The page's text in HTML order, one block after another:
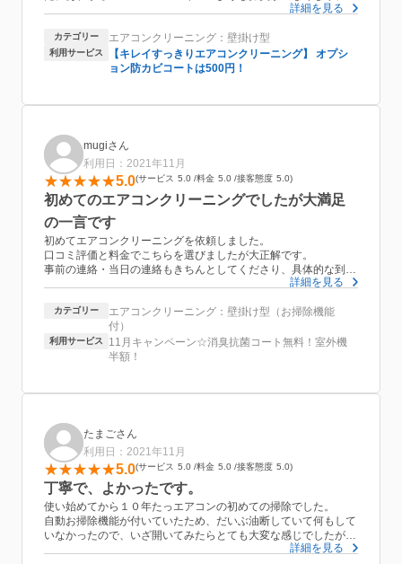
れのせいだったんだなと実感しております。自分でスプレーで掃
ピカピカになっておりました。担当の方もめちゃくちゃ感じが良
く、うちの子(2歳)が懐いてしまい、べったりくっついてちょっ
とお仕事の邪魔してしまいました(笑)すみませんでした。またお
詳細を見る
カテゴリー エアコンクリーニング：壁掛け型
利用サービス
【キレイすっきりエアコンクリーニング】 オプシ
ョン防カビコートは500円！
mugiさん
利用日：2021年11月
5.0 サービス 5.0 料金 5.0 接客態度 5.0
初めてのエアコンクリーニングでしたが大満足
の一言です
初めてエアコンクリーニングを依頼しました。
口コミ評価と料金でこちらを選びましたが大正解です。
事前の連絡・当日の連絡もきちんとしてくださり、具体的な到着
エアコンの右側が壁から3㎝くらいしか離れていない為、事前に
その旨をお伝えしてありましたが、当日確認して頂いたところ、
完全分解はできないけれど95％くらいのクリーニングはできると
ご説明頂きました。
間も含めて2時間弱でした。
クリーニングを終えて…
エアコンの効きが全く違う事に本当に驚きです。
いつもエアコンとファンヒーターを併用しているのですが、ファ
ンヒーターをつけていると勘違いするほどです。
購入して4年が経っていましたが、自動お掃除機能がついている
からと安心しないで、もっと早くお願いすれば良かったと反省し
ました。
詳細を見る
カテゴリー
エアコンクリーニング：壁掛け型（お掃除機能
付）
利用サービス
11月キャンペーン☆消臭抗菌コート無料！室外機
半額！
たまごさん
利用日：2021年11月
5.0 サービス 5.0 料金 5.0 接客態度 5.0
丁寧で、よかったです。
使い始めてから１０年たっエアコンの初めての掃除でした。
自動お掃除機能が付いていたため、だいぶ油断していて何もして
いなかったので、いざ開いてみたらとても大変な感じでしたが、
手早く、だけど丁寧にお掃除していただき、ピカピカになりまし
詳細を見る